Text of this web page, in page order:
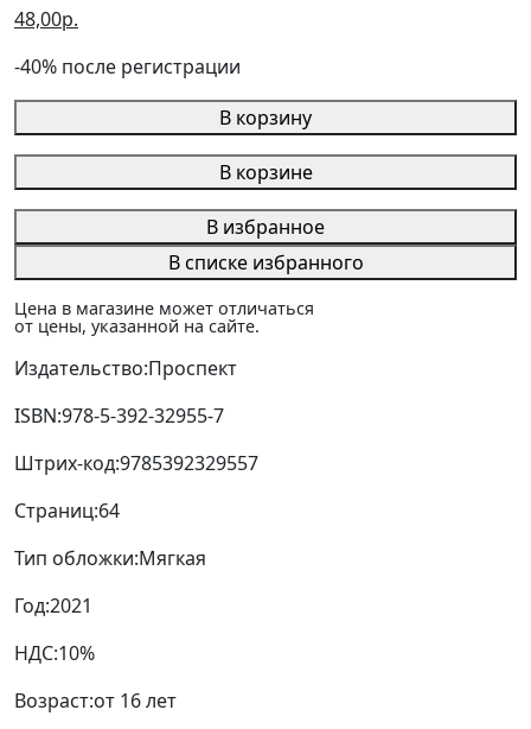
48,00р.
-40% после регистрации
В корзину
В корзине
В избранное
В списке избранного
Цена в магазине может отличаться
от цены, указанной на сайте.
Издательство:Проспект
ISBN:978-5-392-32955-7
Штрих-код:9785392329557
Страниц:64
Тип обложки:Мягкая
Год:2021
НДС:10%
Возраст:от 16 лет